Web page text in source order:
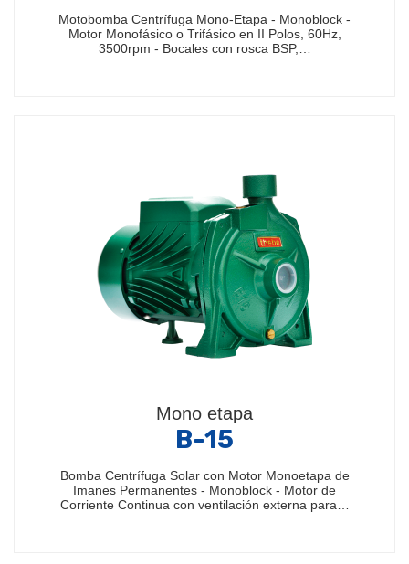
Motobomba Centrífuga Mono-Etapa - Monoblock -
Motor Monofásico o Trifásico en II Polos, 60Hz,
3500rpm - Bocales con rosca BSP,…
Mono etapa
B-15
Bomba Centrífuga Solar con Motor Monoetapa de
Imanes Permanentes - Monoblock - Motor de
Corriente Continua con ventilación externa para…